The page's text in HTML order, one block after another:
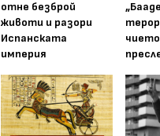
отне безброй
животи и разори
Испанската
империя